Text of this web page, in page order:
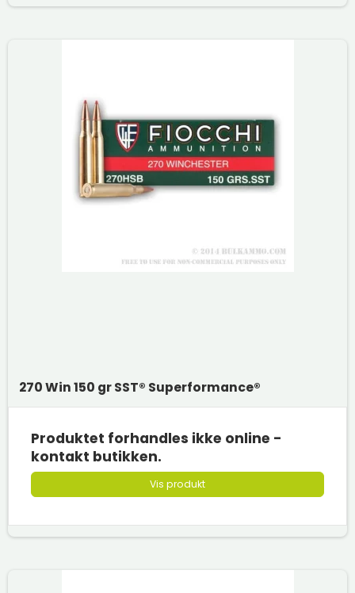
270 Win 150 gr SST® Superformance®
Produktet forhandles ikke online -
kontakt butikken.
Vis produkt